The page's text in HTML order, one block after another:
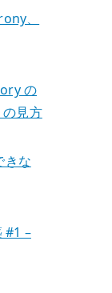
、
の
見方
きな
#1 –